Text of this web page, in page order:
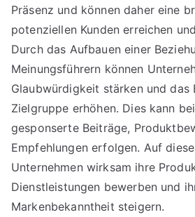
Präsenz und können daher eine
potenziellen Kunden erreichen
Durch das Aufbauen einer
Meinungsführern können
Glaubwürdigkeit stärken und das
Zielgruppe erhöhen. Dies kann
gesponserte Beiträge,
Empfehlungen erfolgen. Auf
Unternehmen wirksam ihre
Dienstleistungen bewerben und
Markenbekanntheit steigern.